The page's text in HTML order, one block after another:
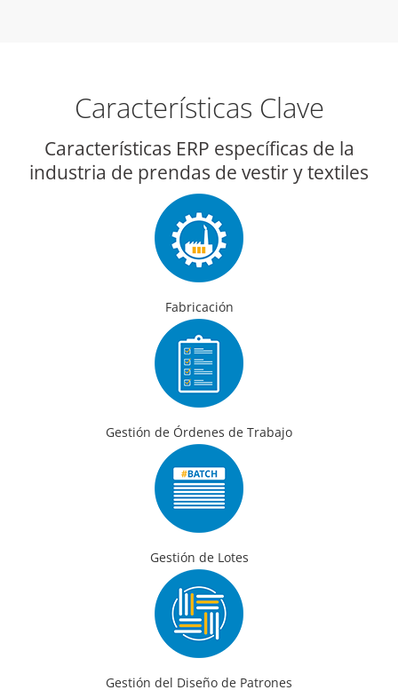
Características Clave
Características ERP específicas de la
industria de prendas de vestir y textiles
Fabricación
Gestión de Órdenes de Trabajo
Gestión de Lotes
Gestión del Diseño de Patrones